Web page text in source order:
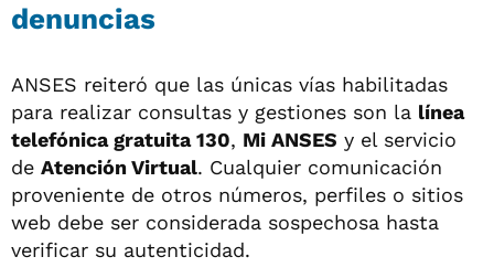
denuncias
ANSES reiteró que las únicas vías habilitadas
para realizar consultas y gestiones son la línea
telefónica gratuita 130, Mi ANSES y el servicio
de Atención Virtual. Cualquier comunicación
proveniente de otros números, perfiles o sitios
web debe ser considerada sospechosa hasta
verificar su autenticidad.